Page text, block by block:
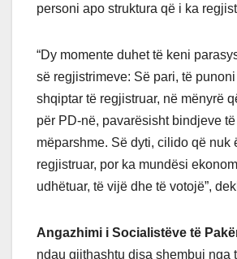
personi apo struktura që i ka
“Dy momente duhet të keni
së regjistrimeve: Së pari, të
shqiptar të regjistruar, në mënyrë
për PD-në, pavarësisht bindjeve
mëparshme. Së dyti, cilido që nuk
regjistruar, por ka mundësi
udhëtuar, të vijë dhe të votojë”,
Angazhimi i Socialistëve të
ndau gjithashtu disa shembuj nga